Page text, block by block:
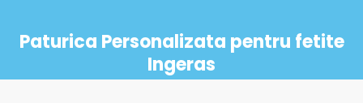
Paturica Personalizata pentru fetite
Ingeras